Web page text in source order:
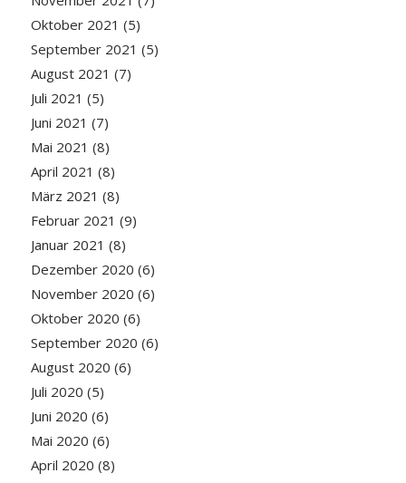
Oktober 2021 (5)
September 2021 (5)
August 2021 (7)
Juli 2021 (5)
Juni 2021 (7)
Mai 2021 (8)
April 2021 (8)
März 2021 (8)
Februar 2021 (9)
Januar 2021 (8)
Dezember 2020 (6)
November 2020 (6)
Oktober 2020 (6)
September 2020 (6)
August 2020 (6)
Juli 2020 (5)
Juni 2020 (6)
Mai 2020 (6)
April 2020 (8)